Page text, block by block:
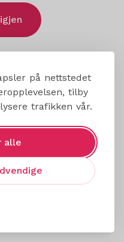
på nettstedet
tilby
trafikken vår.
alle